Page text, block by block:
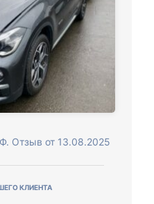
Отзыв от 13.08.2025
КЛИЕНТА